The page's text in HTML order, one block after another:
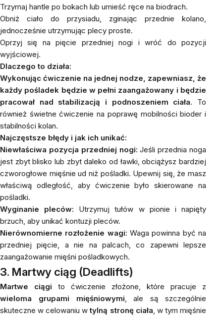
Trzymaj hantle po bokach lub umieść ręce na biodrach.
Obniż ciało do przysiadu, zginając przednie kolano,
jednocześnie utrzymując plecy proste.
Oprzyj się na pięcie przedniej nogi i wróć do pozycji
wyjściowej.
Dlaczego to działa:
Wykonując ćwiczenie na jednej nodze, zapewniasz, że
każdy pośladek będzie w pełni zaangażowany i będzie
pracował nad stabilizacją i podnoszeniem ciała. To
również świetne ćwiczenie na poprawę mobilności bioder i
stabilności kolan.
Najczęstsze błędy i jak ich unikać:
Niewłaściwa pozycja przedniej nogi: Jeśli przednia noga
jest zbyt blisko lub zbyt daleko od ławki, obciążysz bardziej
czworogłowe mięśnie ud niż pośladki. Upewnij się, że masz
właściwą odległość, aby ćwiczenie było skierowane na
pośladki.
Wyginanie pleców: Utrzymuj tułów w pionie i napięty
brzuch, aby unikać kontuzji pleców.
Nierównomierne rozłożenie wagi: Waga powinna być na
przedniej pięcie, a nie na palcach, co zapewni lepsze
zaangażowanie mięśni pośladkowych.
3. Martwy ciąg (Deadlifts)
Martwe ciągi to ćwiczenie złożone, które pracuje z
wieloma grupami mięśniowymi, ale są szczególnie
skuteczne w celowaniu wtylną stronę ciała, w tym mięśnie